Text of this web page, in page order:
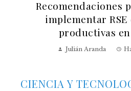
Recomendaciones
implementar RSE
productivas
Julián Aranda
CIENCIA Y